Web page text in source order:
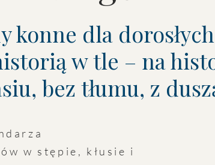
konne dla
w tle – na
bez tłumu, z
w stępie, kłusie i